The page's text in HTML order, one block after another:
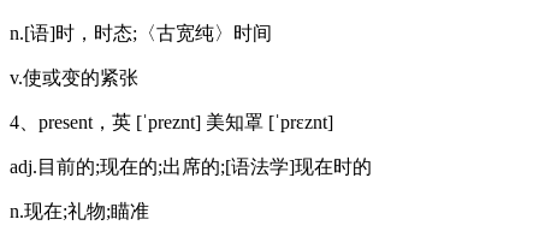
n.[语]时，时态;〈古宽纯〉时间
v.使或变的紧张
4、present，英 [ˈpreznt] 美知罩 [ˈprɛznt]
adj.目前的;现在的;出席的;[语法学]现在时的
n.现在;礼物;瞄准